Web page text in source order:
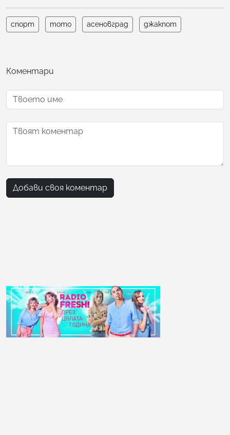
спорт тото асеновград джакпот
Коментари
Добави своя коментар